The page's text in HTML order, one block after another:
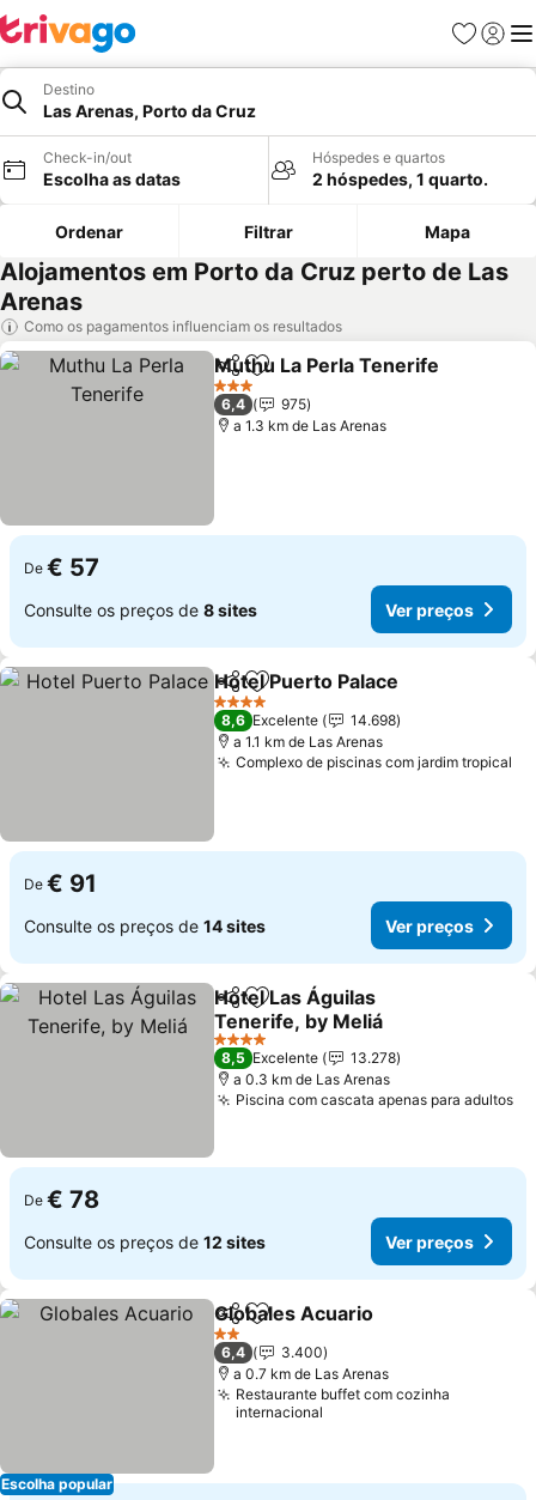
Favoritos
Iniciar
Destino
Las Arenas, Porto da Cruz
Check-in/out
Escolha as datas
Hóspedes e quartos
2 hóspedes, 1 quarto.
Ordenar Filtrar Mapa
Alojamentos em Porto da Cruz perto de Las
Arenas
Como os pagamentos influenciam os resultados
PartilharAdicionar aos favoritos
Muthu La Perla Tenerife
3 Estrelas
6,4
975
a 1.3 km de Las Arenas
De € 57
Consulte os preços de 8 sites Ver preços
PartilharAdicionar aos favoritos
Hotel Puerto Palace
4 Estrelas
8,6 Excelente
14.698
a 1.1 km de Las Arenas
Complexo de piscinas com jardim tropical
De € 91
Consulte os preços de 14 sites Ver preços
PartilharAdicionar aos favoritos
Hotel Las Águilas
Tenerife, by Meliá
4 Estrelas
8,5 Excelente
13.278
a 0.3 km de Las Arenas
Piscina com cascata apenas para adultos
De € 78
Consulte os preços de 12 sites Ver preços
Escolha popular
PartilharAdicionar aos favoritos
Globales Acuario
2 Estrelas
6,4
3.400
a 0.7 km de Las Arenas
Restaurante buffet com cozinha
internacional